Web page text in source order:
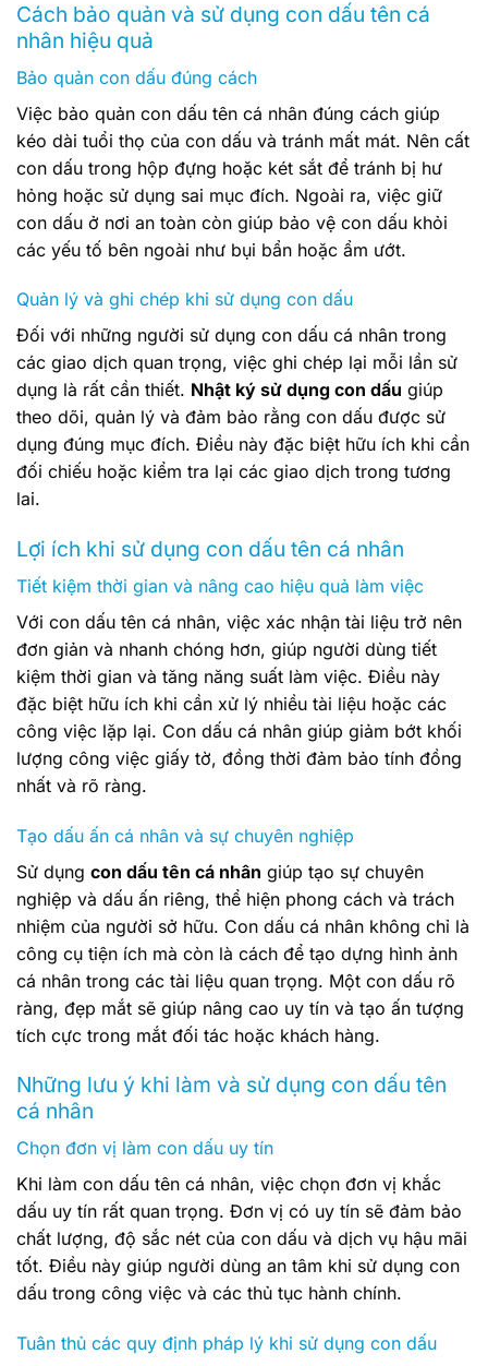
Cách bảo quản và sử dụng con dấu tên cá
nhân hiệu quả
Bảo quản con dấu đúng cách
Việc bảo quản con dấu tên cá nhân đúng cách giúp
kéo dài tuổi thọ của con dấu và tránh mất mát. Nên cất
con dấu trong hộp đựng hoặc két sắt để tránh bị hư
hỏng hoặc sử dụng sai mục đích. Ngoài ra, việc giữ
con dấu ở nơi an toàn còn giúp bảo vệ con dấu khỏi
các yếu tố bên ngoài như bụi bẩn hoặc ẩm ướt.
Quản lý và ghi chép khi sử dụng con dấu
Đối với những người sử dụng con dấu cá nhân trong
các giao dịch quan trọng, việc ghi chép lại mỗi lần sử
dụng là rất cần thiết. Nhật ký sử dụng con dấu giúp
theo dõi, quản lý và đảm bảo rằng con dấu được sử
dụng đúng mục đích. Điều này đặc biệt hữu ích khi cần
đối chiếu hoặc kiểm tra lại các giao dịch trong tương
lai.
Lợi ích khi sử dụng con dấu tên cá nhân
Tiết kiệm thời gian và nâng cao hiệu quả làm việc
Với con dấu tên cá nhân, việc xác nhận tài liệu trở nên
đơn giản và nhanh chóng hơn, giúp người dùng tiết
kiệm thời gian và tăng năng suất làm việc. Điều này
đặc biệt hữu ích khi cần xử lý nhiều tài liệu hoặc các
công việc lặp lại. Con dấu cá nhân giúp giảm bớt khối
lượng công việc giấy tờ, đồng thời đảm bảo tính đồng
nhất và rõ ràng.
Tạo dấu ấn cá nhân và sự chuyên nghiệp
Sử dụng con dấu tên cá nhân giúp tạo sự chuyên
nghiệp và dấu ấn riêng, thể hiện phong cách và trách
nhiệm của người sở hữu. Con dấu cá nhân không chỉ là
công cụ tiện ích mà còn là cách để tạo dựng hình ảnh
cá nhân trong các tài liệu quan trọng. Một con dấu rõ
ràng, đẹp mắt sẽ giúp nâng cao uy tín và tạo ấn tượng
tích cực trong mắt đối tác hoặc khách hàng.
Những lưu ý khi làm và sử dụng con dấu tên
cá nhân
Chọn đơn vị làm con dấu uy tín
Khi làm con dấu tên cá nhân, việc chọn đơn vị khắc
dấu uy tín rất quan trọng. Đơn vị có uy tín sẽ đảm bảo
chất lượng, độ sắc nét của con dấu và dịch vụ hậu mãi
tốt. Điều này giúp người dùng an tâm khi sử dụng con
dấu trong công việc và các thủ tục hành chính.
Tuân thủ các quy định pháp lý khi sử dụng con dấu